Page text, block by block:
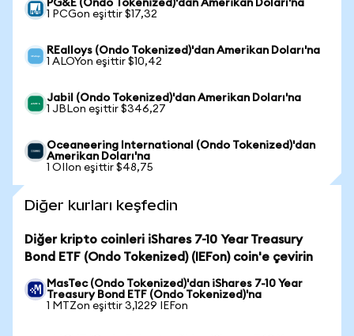
PG&E (Ondo Tokenized)'dan Amerikan Doları'na
1 PCGon eşittir $17,32
REalloys (Ondo Tokenized)'dan Amerikan Doları'na
1 ALOYon eşittir $10,42
Jabil (Ondo Tokenized)'dan Amerikan Doları'na
1 JBLon eşittir $346,27
Oceaneering International (Ondo Tokenized)'dan
Amerikan Doları'na
1 OIIon eşittir $48,75
Diğer kurları keşfedin
Diğer kripto coinleri iShares 7-10 Year Treasury
Bond ETF (Ondo Tokenized) (IEFon) coin'e çevirin
MasTec (Ondo Tokenized)'dan iShares 7-10 Year
Treasury Bond ETF (Ondo Tokenized)'na
1 MTZon eşittir 3,1229 IEFon